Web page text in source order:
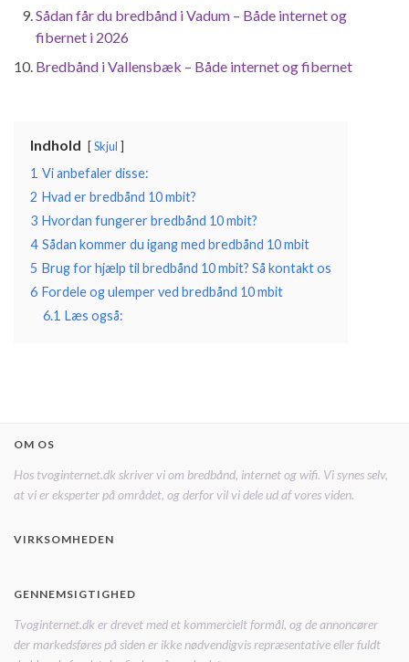
Sådan får du bredbånd i Vadum – Både internet og
fibernet i 2026
Bredbånd i Vallensbæk – Både internet og fibernet
Indhold Skjul
1 Vi anbefaler disse:
2 Hvad er bredbånd 10 mbit?
3 Hvordan fungerer bredbånd 10 mbit?
4 Sådan kommer du igang med bredbånd 10 mbit
5 Brug for hjælp til bredbånd 10 mbit? Så kontakt os
6 Fordele og ulemper ved bredbånd 10 mbit
6.1 Læs også:
OM OS
Hos tvoginternet.dk skriver vi om bredbånd, internet og wifi. Vi synes selv,
at vi er eksperter på området, og derfor vil vi dele ud af vores viden.
VIRKSOMHEDEN
GENNEMSIGTIGHED
Tvoginternet.dk er drevet med et kommercielt formål, og de annoncører
der markedsføres på siden er ikke nødvendigvis repræsentative eller fuldt